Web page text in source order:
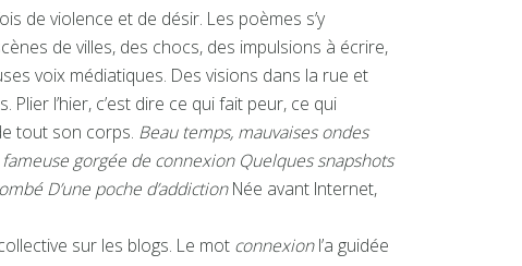
de violence et de désir. Les poèmes s’y
de villes, des chocs, des impulsions à écrire,
voix médiatiques. Des visions dans la rue et
l’hier, c’est dire ce qui fait peur, ce qui
tout son corps. Beau temps, mauvaises ondes
gorgée de connexion Quelques snapshots
D’une poche d’addictionNée avant Internet,
sur les blogs. Le mot connexionl’a guidée